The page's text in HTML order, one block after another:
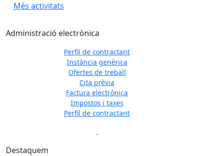
Més activitats
Administració electrònica
Perfil de contractant
Instància genèrica
Ofertes de treball
Cita prèvia
Factura electrònica
Impostos i taxes
Perfil de contractant
Destaquem